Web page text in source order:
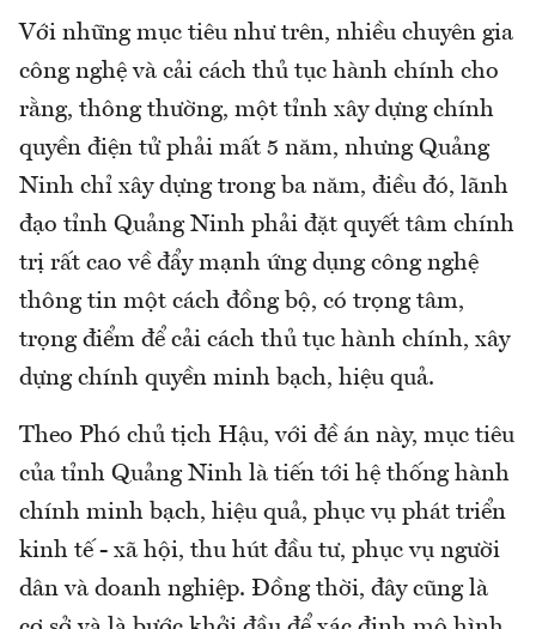
Với những mục tiêu như trên, nhiều chuyên gia
công nghệ và cải cách thủ tục hành chính cho
rằng, thông thường, một tỉnh xây dựng chính
quyền điện tử phải mất 5 năm, nhưng Quảng
Ninh chỉ xây dựng trong ba năm, điều đó, lãnh
đạo tỉnh Quảng Ninh phải đặt quyết tâm chính
trị rất cao về đẩy mạnh ứng dụng công nghệ
thông tin một cách đồng bộ, có trọng tâm,
trọng điểm để cải cách thủ tục hành chính, xây
dựng chính quyền minh bạch, hiệu quả.
Theo Phó chủ tịch Hậu, với đề án này, mục tiêu
của tỉnh Quảng Ninh là tiến tới hệ thống hành
chính minh bạch, hiệu quả, phục vụ phát triển
kinh tế - xã hội, thu hút đầu tư, phục vụ người
dân và doanh nghiệp. Đồng thời, đây cũng là